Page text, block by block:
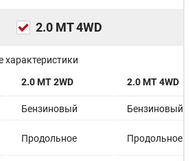
2.0 MT 4WD
2.0 MT 2WD 2.0 MT 4WD
Бензиновый Бензиновый
Продольное Продольное